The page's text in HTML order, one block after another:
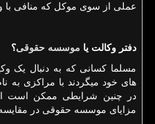
عملی از سوی موکل که منافی با
دفتر وکالت یا موسسه حقوقی؟
مسلما کسانی که به دنبال یک
های خود میگردند با مراکزی به
در چنین شرایطی ممکن است
مزایای موسسه حقوقی در